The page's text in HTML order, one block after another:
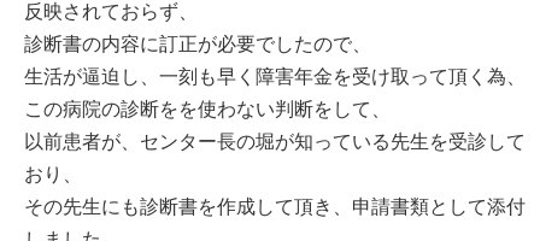
反映されておらず、
診断書の内容に訂正が必要でしたので、
生活が逼迫し、一刻も早く障害年金を受け取って頂く為、
この病院の診断をを使わない判断をして、
以前患者が、センター長の堀が知っている先生を受診して
おり、
その先生にも診断書を作成して頂き、申請書類として添付